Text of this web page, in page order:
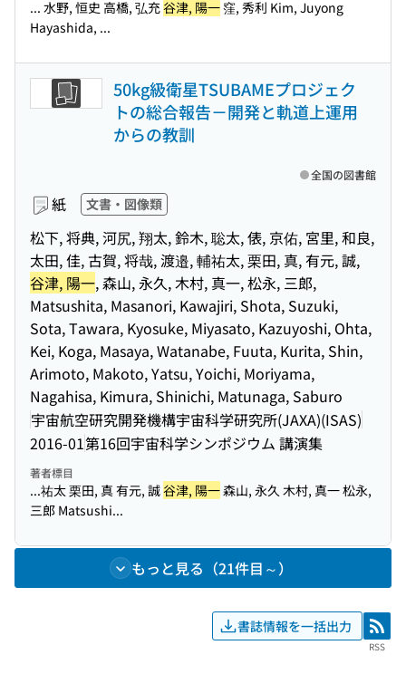
... 水野, 恒史 高橋, 弘充谷津, 陽一窪, 秀利 Kim, Juyong
Hayashida, ...
50kg級衛星TSUBAMEプロジェク
トの総合報告－開発と軌道上運用
からの教訓
紙 文書・図像類
松下, 将典, 河尻, 翔太, 鈴木, 聡太, 俵, 京佑, 宮里, 和良,
太田, 佳, 古賀, 将哉, 渡邉, 輔祐太, 栗田, 真, 有元, 誠,
谷津, 陽一, 森山, 永久, 木村, 真一, 松永, 三郎,
Matsushita, Masanori, Kawajiri, Shota, Suzuki,
Sota, Tawara, Kyosuke, Miyasato, Kazuyoshi, Ohta,
Kei, Koga, Masaya, Watanabe, Fuuta, Kurita, Shin,
Arimoto, Makoto, Yatsu, Yoichi, Moriyama,
Nagahisa, Kimura, Shinichi, Matunaga, Saburo
宇宙航空研究開発機構宇宙科学研究所(JAXA)(ISAS)
2016-01第16回宇宙科学シンポジウム 講演集
全国の図書館
著者標目
...祐太 栗田, 真 有元, 誠谷津, 陽一森山, 永久 木村, 真一 松永,
三郎 Matsushi...
もっと見る（21件目～）
書誌情報を一括出力 RSS
RSS